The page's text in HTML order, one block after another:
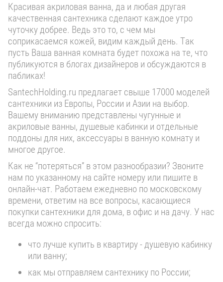
Красивая акриловая ванна, да и любая другая
качественная сантехника сделают каждое утро
чуточку добрее. Ведь это то, с чем мы
соприкасаемся кожей, видим каждый день. Так
пусть Ваша ванная комната будет похожа на те, что
публикуются в блогах дизайнеров и обсуждаются в
пабликах!
SantechHolding.ru предлагает свыше 17000 моделей
сантехники из Европы, России и Азии на выбор.
Вашему вниманию представлены чугунные и
акриловые ванны, душевые кабинки и отдельные
поддоны для них, аксессуары в ванную комнату и
многое другое.
Как не “потеряться” в этом разнообразии? Звоните
нам по указанному на сайте номеру или пишите в
онлайн-чат. Работаем ежедневно по московскому
времени, ответим на все вопросы, касающиеся
покупки сантехники для дома, в офис и на дачу. У нас
всегда можно спросить:
что лучше купить в квартиру - душевую кабинку
или ванну;
как мы отправляем сантехнику по России;